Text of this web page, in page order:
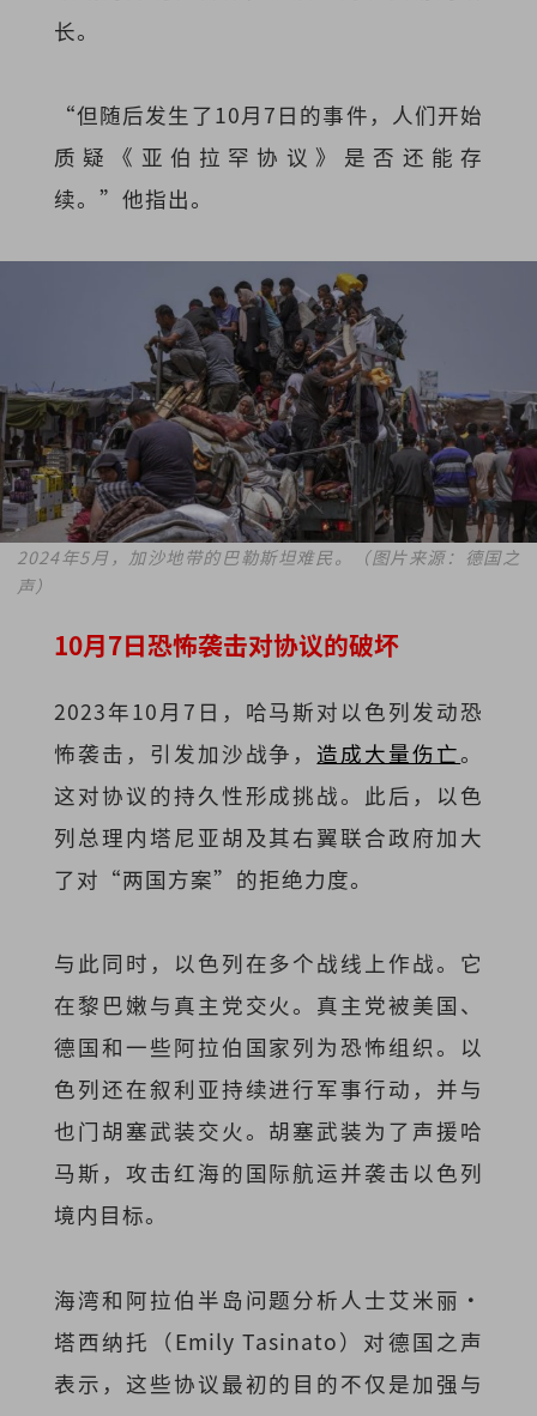
长。
“但随后发生了10月7日的事件，人们开始
质疑《亚伯拉罕协议》是否还能存
续。”他指出。
2024年5月，加沙地带的巴勒斯坦难民。（图片来源：德国之
声）
10月7日恐怖袭击对协议的破坏
2023年10月7日，哈马斯对以色列发动恐
怖袭击，引发加沙战争，造成大量伤亡。
这对协议的持久性形成挑战。此后，以色
列总理内塔尼亚胡及其右翼联合政府加大
了对“两国方案”的拒绝力度。
与此同时，以色列在多个战线上作战。它
在黎巴嫩与真主党交火。真主党被美国、
德国和一些阿拉伯国家列为恐怖组织。以
色列还在叙利亚持续进行军事行动，并与
也门胡塞武装交火。胡塞武装为了声援哈
马斯，攻击红海的国际航运并袭击以色列
境内目标。
海湾和阿拉伯半岛问题分析人士艾米丽·
塔西纳托（Emily Tasinato）对德国之声
表示，这些协议最初的目的不仅是加强与